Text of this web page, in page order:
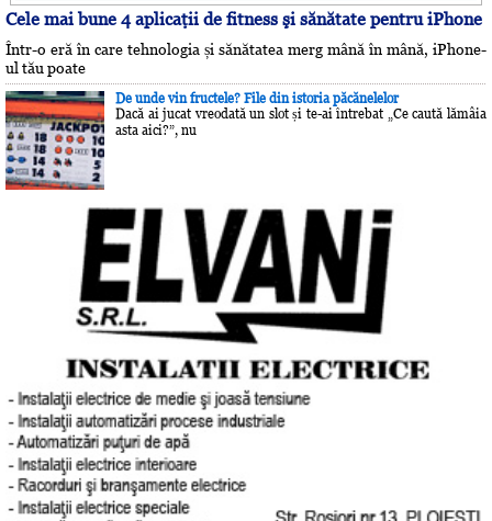
Cele mai bune 4 aplicaţii de fitness şi sănătate pentru iPhone
Într-o eră în care tehnologia și sănătatea merg mână în mână, iPhone-
ul tău poate
De unde vin fructele? File din istoria păcănelelor
Dacă ai jucat vreodată un slot și te-ai întrebat „Ce caută lămâia
asta aici?”, nu